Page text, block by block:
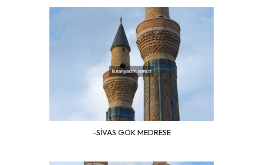
-SİVAS GÖK MEDRESE